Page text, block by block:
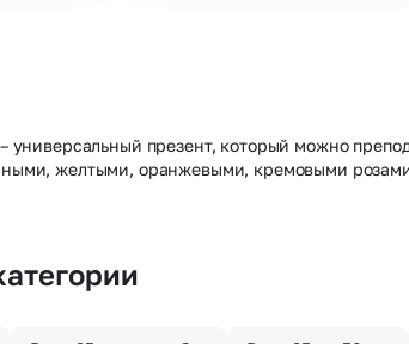
универсальный презент, который можно
желтыми, оранжевыми, кремовыми